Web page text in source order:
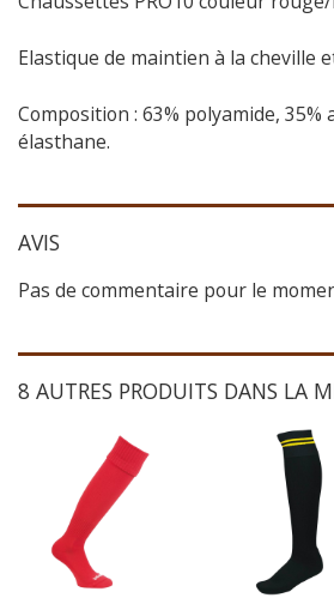
Elastique de maintien à la cheville
Composition : 63% polyamide, 35%
élasthane.
AVIS
Pas de commentaire pour le
8 AUTRES PRODUITS DANS LA